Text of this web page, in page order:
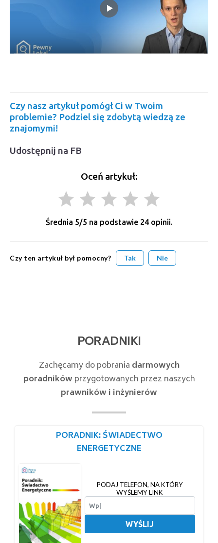
Czy nasz artykuł pomógł Ci w Twoim
problemie? Podziel się zdobytą wiedzą ze
znajomymi!
Udostępnij na FB
Oceń artykuł:
grade grade grade grade grade
Średnia 5/5 na podstawie 24opinii.
Czy ten artykuł był pomocny? Tak Nie
PORADNIKI
Zachęcamy do pobrania darmowych
poradników przygotowanych przez naszych
prawników i inżynierów
PORADNIK: ŚWIADECTWO
ENERGETYCZNE
PODAJ TELEFON, NA KTÓRY
WYŚLEMY LINK
WYŚLIJ